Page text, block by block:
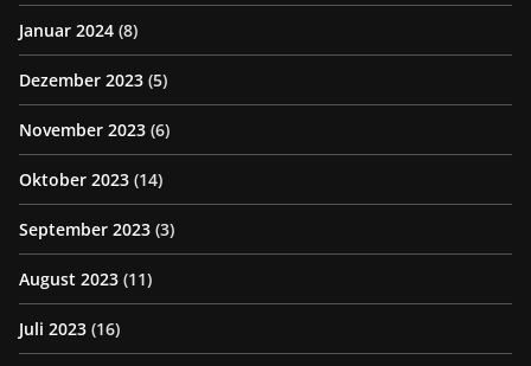
Januar 2024 (8)
Dezember 2023 (5)
November 2023 (6)
Oktober 2023 (14)
September 2023 (3)
August 2023 (11)
Juli 2023 (16)